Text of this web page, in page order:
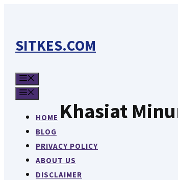
SITKES.COM
HOME
BLOG
PRIVACY POLICY
ABOUT US
DISCLAIMER
Khasiat